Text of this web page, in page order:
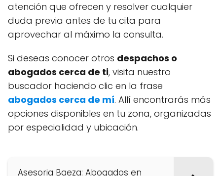
atención que ofrecen y resolver cualquier
duda previa antes de tu cita para
aprovechar al máximo la consulta.
Si deseas conocer otros despachos o
abogados cerca de ti, visita nuestro
buscador haciendo clic en la frase
abogados cerca de mí. Allí encontrarás más
opciones disponibles en tu zona, organizadas
por especialidad y ubicación.
Asesoria Baeza: Abogados en